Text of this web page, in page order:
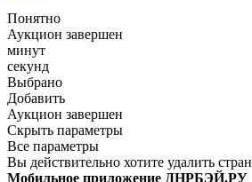
Понятно
Аукцион завершен
минут
секунд
Выбрано
Добавить
Аукцион завершен
Скрыть параметры
Все параметры
Вы действительно хотите удалить
Мобильное приложение ДНРБЭЙ.РУ